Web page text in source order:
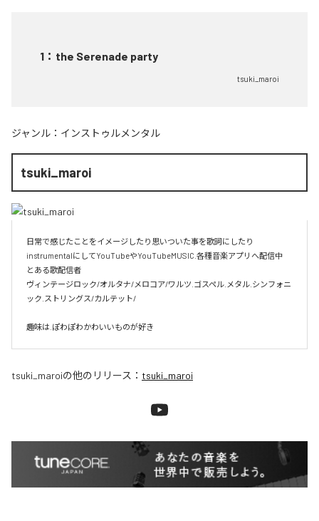
1 ： the Serenade party
tsuki_maroi
ジャンル： インストゥルメンタル
tsuki_maroi
日常で感じたことをイメージしたり思いついた事を歌詞にしたり
instrumentalにしてYouTubeやYouTubeMUSIC.各種音楽アプリへ配信中
とある歌配信者
ヴィンテージロック/オルタナ/メロコア/ワルツ.ゴスペル.メタル.シンフォニ
ック.ストリングス/カルテット/
趣味は.ぽわぽわかわいいものが好き
tsuki_maroiの他のリリース： tsuki_maroi